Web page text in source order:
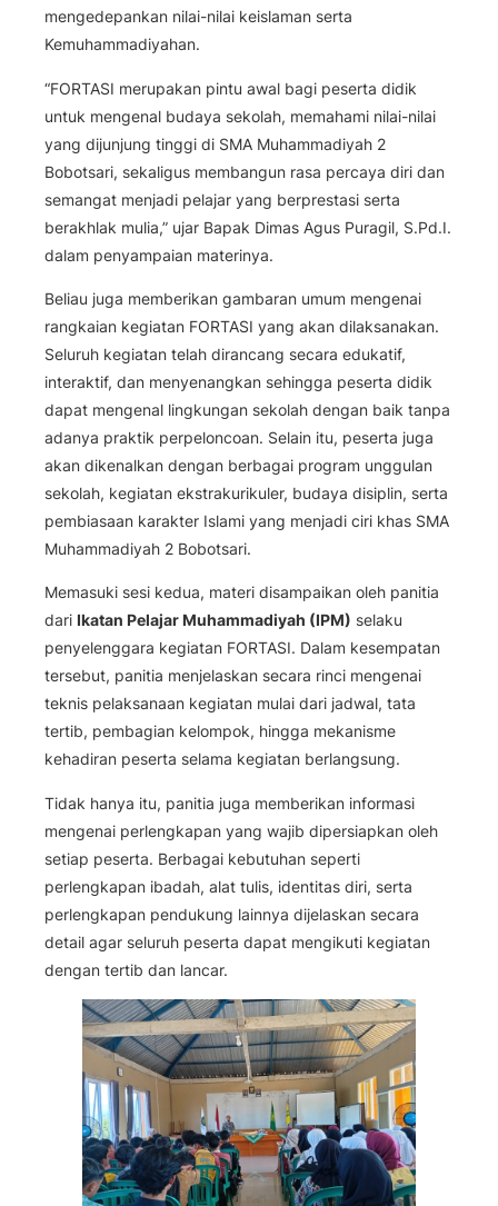
mengedepankan nilai-nilai keislaman serta
Kemuhammadiyahan.
“FORTASI merupakan pintu awal bagi peserta didik
untuk mengenal budaya sekolah, memahami nilai-nilai
yang dijunjung tinggi di SMA Muhammadiyah 2
Bobotsari, sekaligus membangun rasa percaya diri dan
semangat menjadi pelajar yang berprestasi serta
berakhlak mulia,” ujar Bapak Dimas Agus Puragil, S.Pd.I.
dalam penyampaian materinya.
Beliau juga memberikan gambaran umum mengenai
rangkaian kegiatan FORTASI yang akan dilaksanakan.
Seluruh kegiatan telah dirancang secara edukatif,
interaktif, dan menyenangkan sehingga peserta didik
dapat mengenal lingkungan sekolah dengan baik tanpa
adanya praktik perpeloncoan. Selain itu, peserta juga
akan dikenalkan dengan berbagai program unggulan
sekolah, kegiatan ekstrakurikuler, budaya disiplin, serta
pembiasaan karakter Islami yang menjadi ciri khas SMA
Muhammadiyah 2 Bobotsari.
Memasuki sesi kedua, materi disampaikan oleh panitia
dari Ikatan Pelajar Muhammadiyah (IPM) selaku
penyelenggara kegiatan FORTASI. Dalam kesempatan
tersebut, panitia menjelaskan secara rinci mengenai
teknis pelaksanaan kegiatan mulai dari jadwal, tata
tertib, pembagian kelompok, hingga mekanisme
kehadiran peserta selama kegiatan berlangsung.
Tidak hanya itu, panitia juga memberikan informasi
mengenai perlengkapan yang wajib dipersiapkan oleh
setiap peserta. Berbagai kebutuhan seperti
perlengkapan ibadah, alat tulis, identitas diri, serta
perlengkapan pendukung lainnya dijelaskan secara
detail agar seluruh peserta dapat mengikuti kegiatan
dengan tertib dan lancar.